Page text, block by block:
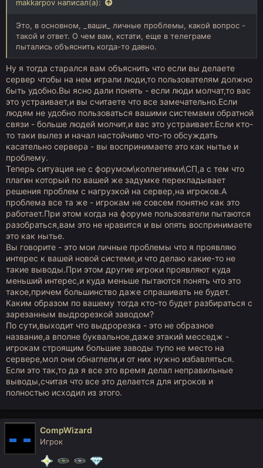
makkarpov написал(а):
Это, в основном, _ваши_ личные проблемы, какой вопрос -
такой и ответ. О чем вам, кстати, еще в телеграме
пытались объяснить когда-то давно.
Ну я тогда старался вам объяснить что если вы делаете
сервер чтобы на нем играли люди,то пользователям должно
быть удобно.Вы ясно дали понять - если люди молчат,то вас
это устраивает,и вы считаете что все замечательно.Если
людям не удобно пользоваться вашими системами обратной
связи - больше людей молчит,и вас это устраивает.Если кто-
то таки вылез и начал настойчиво что-то обсуждать
касательно сервера - вы воспринимаете это как нытье и
проблему.
Теперь ситуация не с форумом\коллегиями\СП,а с тем что
плагин который по вашей же задумке перекладывает
решения проблем с нагрузкой на сервер,на игроков.А
проблема все та же - игрокам не совсем понятно как это
работает.При этом когда на форуме пользователи пытаются
разобраться,вам это не нравится и вы опять воспринимаете
это как нытье.
Вы говорите - это мои личные проблемы что я проявляю
интерес к вашей новой системе,и что делаю какие-то не
такие выводы.При этом другие игроки проявляют куда
меньший интерес,и куда меньше пытаются понять что это
такое,причем большинство даже спрашивать не будет.
Каким образом по вашему тогда кто-то будет разбираться с
зарезанным выдрорезкой заводом?
По сути,выходит что выдрорезка - это не образное
название,а вполне буквальное,даже этакий месседж -
игрокам строящим большие заводы тупо не место на
сервере,мол они обнаглели,и от них нужно избавляться.
Если это так,то да я все это время делал неправильные
выводы,считая что все это делается для игроков и
полностью исходил из этого.
CompWizard
Игрок